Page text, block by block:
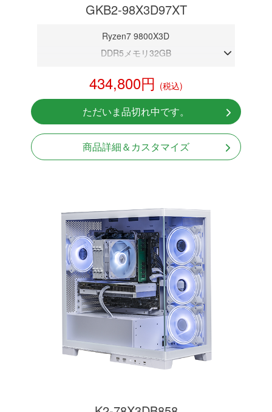
GKB2-98X3D97XT
Ryzen7 9800X3D
DDR5メモリ32GB
NVMeSSD 1TB
無線LAN Bluetooth対応
Windows11 Home 64bit
LCDスクリーン搭載
434,800円 (税込)
ただいま品切れ中です。
商品詳細＆カスタマイズ